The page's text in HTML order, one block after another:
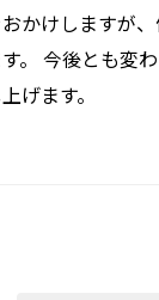
かけしますが
。 今後とも変
げます。